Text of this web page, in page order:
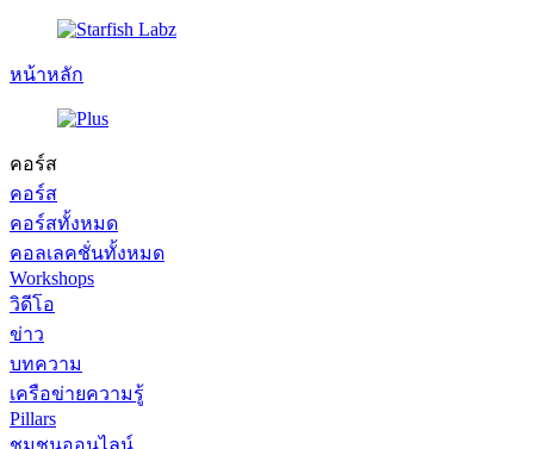
หน้าหลัก
คอร์ส
คอร์ส
คอร์สทั้งหมด
คอลเลคชั่นทั้งหมด
Workshops
วิดีโอ
ข่าว
บทความ
เครือข่ายความรู้
Pillars
ชุมชนออนไลน์